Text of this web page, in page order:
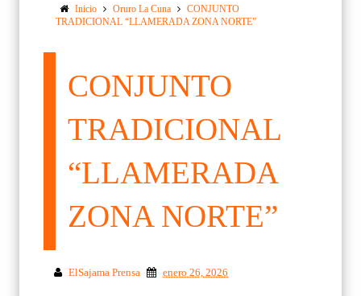
Inicio Oruro La Cuna
CONJUNTO
TRADICIONAL “LLAMERADA ZONA NORTE”
CONJUNTO
TRADICIONAL
“LLAMERADA
ZONA NORTE”
ElSajama Prensa enero 26, 2026